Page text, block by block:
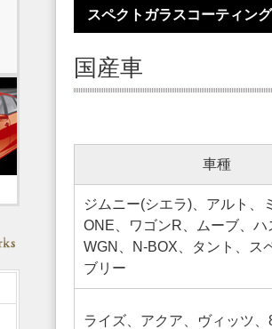
スペクトガラスコーティング
国産車
車種
ジムニー(シエラ)、アルト、
ONE、ワゴンR、ムーブ、ハ
WGN、N-BOX、タント、ス
ブリー
ライズ、アクア、ヴィッツ、